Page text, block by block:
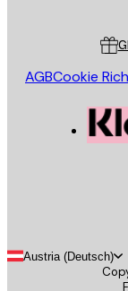
AGBCookie
Austria (Deutsch)